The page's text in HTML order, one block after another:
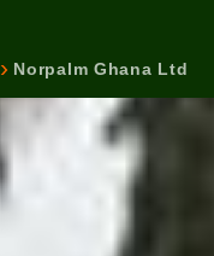
Norpalm Ghana Ltd